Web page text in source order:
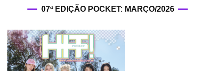
07ª EDIÇÃO POCKET: MARÇO/2026